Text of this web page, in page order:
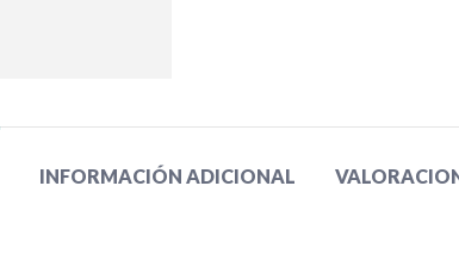
INFORMACIÓN ADICIONAL